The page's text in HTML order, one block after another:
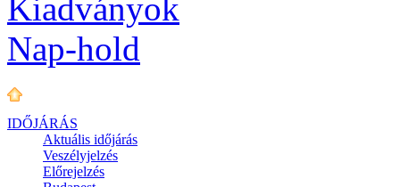
Kiadványok
Nap-hold
IDŐJÁRÁS
Aktuális időjárás
Veszélyjelzés
Előrejelzés